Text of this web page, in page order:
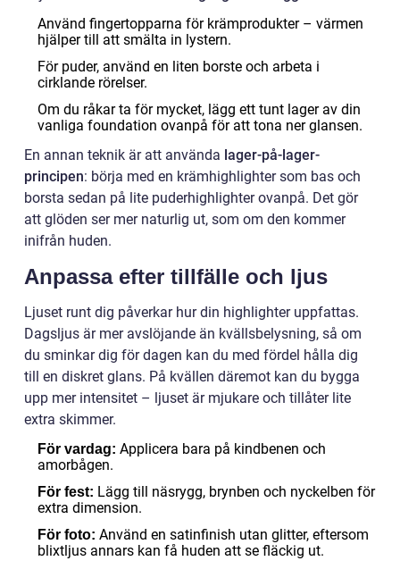
Använd fingertopparna för krämprodukter – värmen
hjälper till att smälta in lystern.
För puder, använd en liten borste och arbeta i
cirklande rörelser.
Om du råkar ta för mycket, lägg ett tunt lager av din
vanliga foundation ovanpå för att tona ner glansen.
En annan teknik är att använda lager-på-lager-
principen: börja med en krämhighlighter som bas och
borsta sedan på lite puderhighlighter ovanpå. Det gör
att glöden ser mer naturlig ut, som om den kommer
inifrån huden.
Anpassa efter tillfälle och ljus
Ljuset runt dig påverkar hur din highlighter uppfattas.
Dagsljus är mer avslöjande än kvällsbelysning, så om
du sminkar dig för dagen kan du med fördel hålla dig
till en diskret glans. På kvällen däremot kan du bygga
upp mer intensitet – ljuset är mjukare och tillåter lite
extra skimmer.
För vardag: Applicera bara på kindbenen och
amorbågen.
För fest: Lägg till näsrygg, brynben och nyckelben för
extra dimension.
För foto: Använd en satinfinish utan glitter, eftersom
blixtljus annars kan få huden att se fläckig ut.